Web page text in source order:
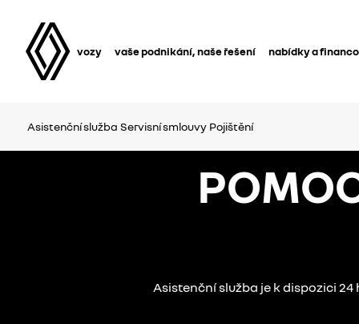
vozy vaše podnikání, naše řešení nabídky a
Asistenční služba Servisní smlouvy Pojištění
Asistenční služba je k dispozici